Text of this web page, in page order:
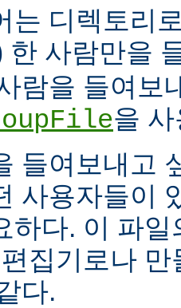
는 디렉토리
한 사람만을
람을 들여보
을
들여보내고
사용자들이
하다. 이 파
집기로나
다.